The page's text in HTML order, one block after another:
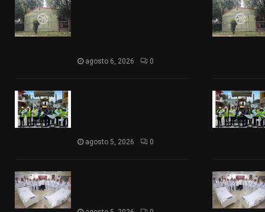
agosto 6, 2026 0
agosto 5, 2026 0